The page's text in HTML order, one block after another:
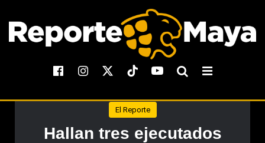
El Reporte
Hallan tres ejecutados